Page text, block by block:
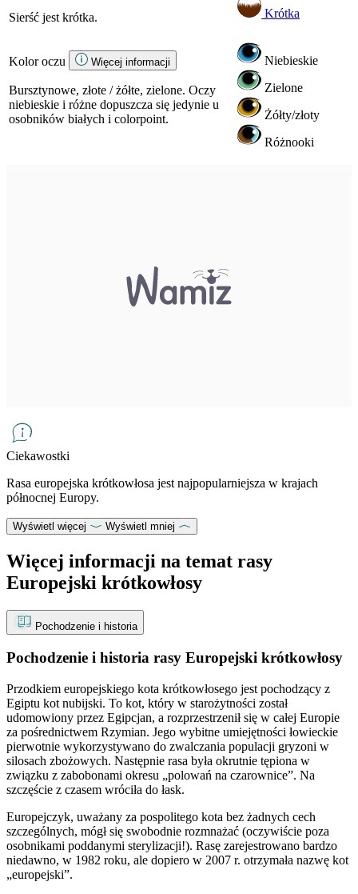
Sierść jest krótka. Krótka
Kolor oczu Więcej informacji
Bursztynowe, złote / żółte, zielone. Oczy
niebieskie i różne dopuszcza się jedynie u
osobników białych i colorpoint.
Niebieskie
Zielone
Żółty/złoty
Różnooki
Ciekawostki
Rasa europejska krótkowłosa jest najpopularniejsza w krajach
północnej Europy.
Wyświetl więcej Wyświetl mniej
Więcej informacji na temat rasy
Europejski krótkowłosy
Pochodzenie i historia
Pochodzenie i historia rasy Europejski krótkowłosy
Przodkiem europejskiego kota krótkowłosego jest pochodzący z
Egiptu kot nubijski. To kot, który w starożytności został
udomowiony przez Egipcjan, a rozprzestrzenił się w całej Europie
za pośrednictwem Rzymian. Jego wybitne umiejętności łowieckie
pierwotnie wykorzystywano do zwalczania populacji gryzoni w
silosach zbożowych. Następnie rasa była okrutnie tępiona w
związku z zabobonami okresu „polowań na czarownice”. Na
szczęście z czasem wróciła do łask.
Europejczyk, uważany za pospolitego kota bez żadnych cech
szczególnych, mógł się swobodnie rozmnażać (oczywiście poza
osobnikami poddanymi sterylizacji!). Rasę zarejestrowano bardzo
niedawno, w 1982 roku, ale dopiero w 2007 r. otrzymała nazwę kot
„europejski”.